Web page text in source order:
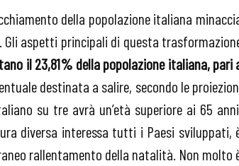
della popolazione italiana
Gli aspetti principali di questa
il 23,81% della popolazione italiana, pari
destinata a salire, secondo le
su tre avrà un’età superiore ai 65 anni.
diversa interessa tutti i Paesi sviluppati,
rallentamento della natalità. Non molto